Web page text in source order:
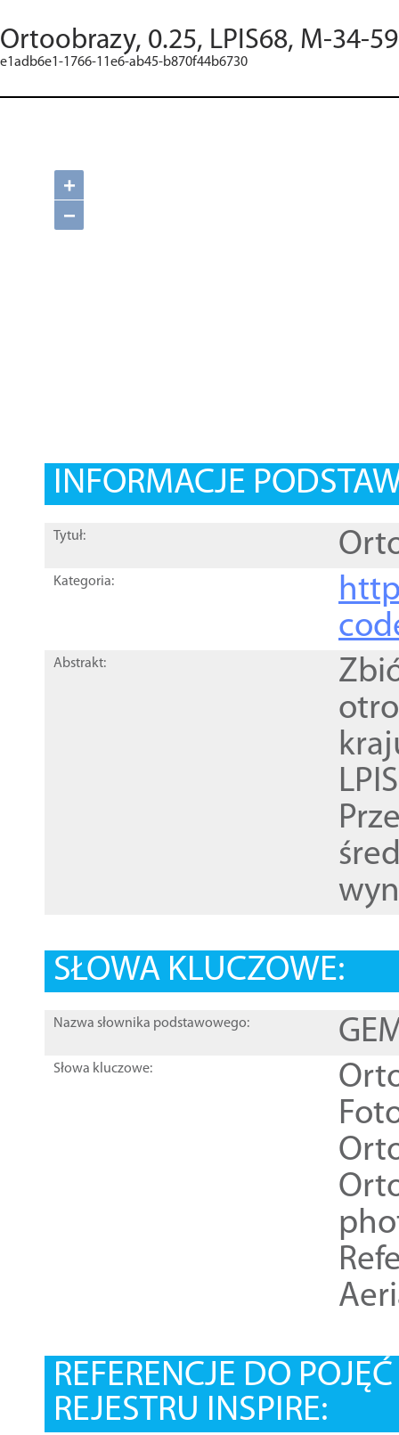
Ortoobrazy, 0.25, LPIS68, M-34-
e1adb6e1-1766-11e6-ab45-b870f44b6730
+
−
INFORMACJE
Tytuł:
Kategoria:
Abstrakt:
SŁOWA KLUCZOWE:
Nazwa słownika podstawowego:
Słowa kluczowe:
REFERENCJE DO
REJESTRU INSPIRE: